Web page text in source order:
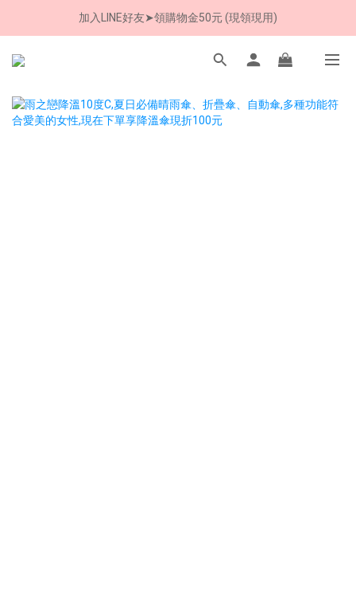
加入LINE好友➤領購物金50元 (現領現用)
加入LINE好友➤領購物金50元 (現領現用)
7/30-8/24 全館買就送 雨傘收納袋(乙個)